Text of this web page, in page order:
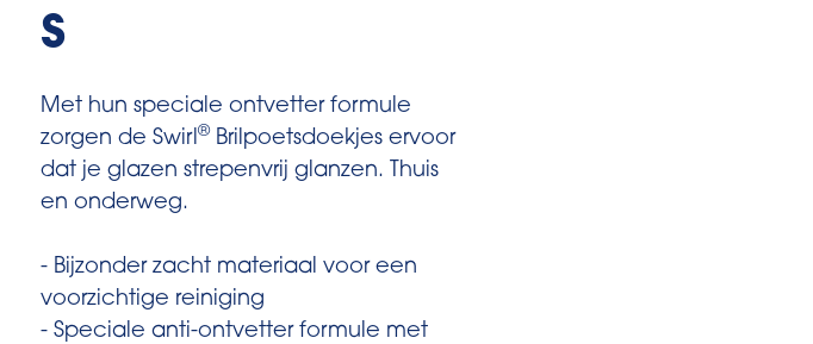
s
Met hun speciale ontvetter formule
zorgen de Swirl® Brilpoetsdoekjes ervoor
dat je glazen strepenvrij glanzen. Thuis
en onderweg.
- Bijzonder zacht materiaal voor een
voorzichtige reiniging
- Speciale anti-ontvetter formule met